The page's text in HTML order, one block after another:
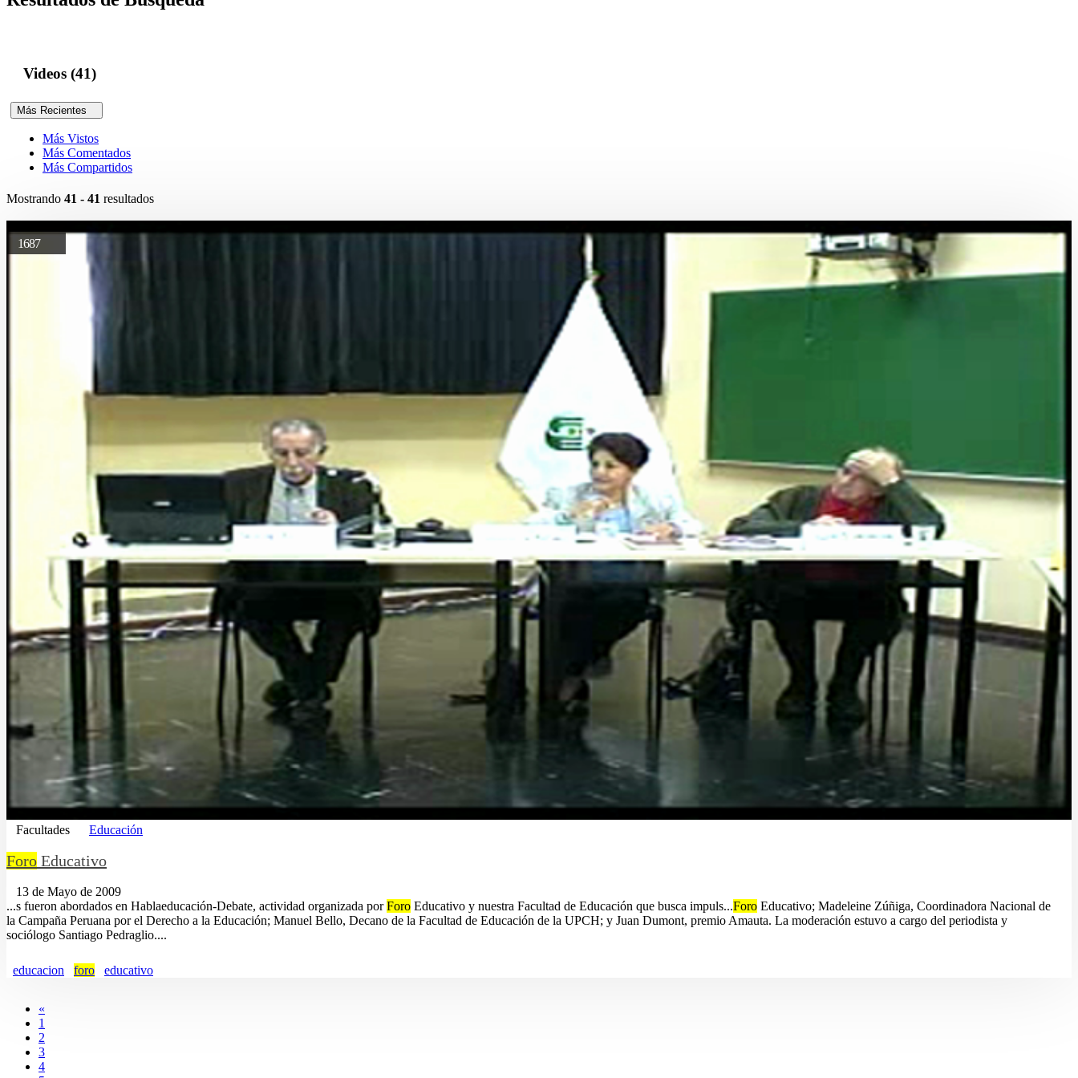
Videos (41)
Más Recientes
Más Vistos
Más Comentados
Más Compartidos
Mostrando 41 - 41 resultados
1687
Facultades Educación
Foro Educativo
13 de Mayo de 2009
...s fueron abordados en Hablaeducación-Debate, actividad organizada porForo Educativo y nuestra Facultad de Educación que busca impuls...Foro Educativo; Madeleine Zúñiga, Coordinadora Nacional de
la Campaña Peruana por el Derecho a la Educación; Manuel Bello, Decano de la Facultad de Educación de la UPCH; y Juan Dumont, premio Amauta. La moderación estuvo a cargo del periodista y
sociólogo Santiago Pedraglio....
educacion foro educativo
«
1
2
3
4